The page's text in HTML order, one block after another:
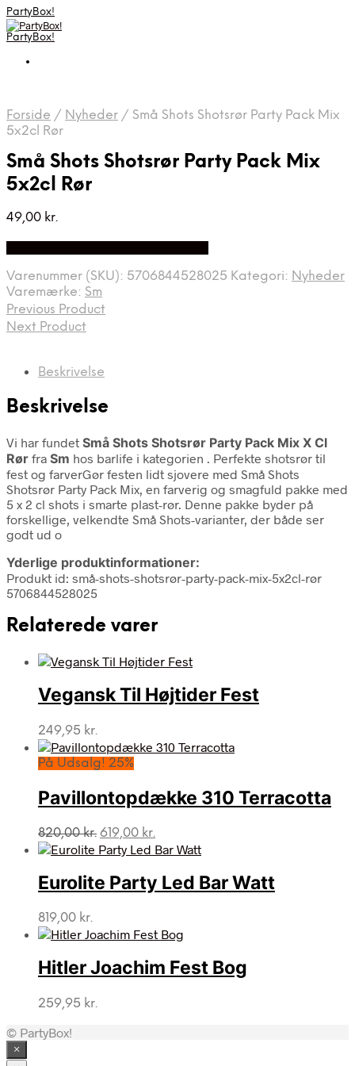
PartyBox!
PartyBox!
Forside / Nyheder / Små Shots Shotsrør Party Pack Mix
5x2cl Rør
Små Shots Shotsrør Party Pack Mix
5x2cl Rør
49,00 kr.
Varenummer (SKU): 5706844528025 Kategori: Nyheder
Varemærke: Sm
Previous Product
Next Product
Beskrivelse
Beskrivelse
Vi har fundet Små Shots Shotsrør Party Pack Mix X Cl
Rør fra Sm hos barlife i kategorien . Perfekte shotsrør til
fest og farverGør festen lidt sjovere med Små Shots
Shotsrør Party Pack Mix, en farverig og smagfuld pakke med
5 x 2 cl shots i smarte plast-rør. Denne pakke byder på
forskellige, velkendte Små Shots-varianter, der både ser
godt ud o
Yderlige produktinformationer:
Produkt id: små-shots-shotsrør-party-pack-mix-5x2cl-rør
5706844528025
Relaterede varer
Vegansk Til Højtider Fest
249,95 kr.
På Udsalg! 25%
Pavillontopdække 310 Terracotta
820,00kr. Den
oprindelige
var:
820,00 kr..
619,00 kr.
aktuelle
er:
619,00 kr..
Eurolite Party Led Bar Watt
819,00 kr.
Hitler Joachim Fest Bog
259,95 kr.
© PartyBox!
×